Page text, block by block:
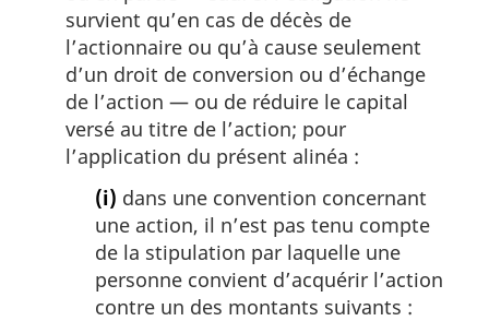
survient qu’en cas de décès de
l’actionnaire ou qu’à cause seulement
d’un droit de conversion ou d’échange
de l’action — ou de réduire le capital
versé au titre de l’action; pour
l’application du présent alinéa :
(i) dans une convention concernant
une action, il n’est pas tenu compte
de la stipulation par laquelle une
personne convient d’acquérir l’action
contre un des montants suivants :